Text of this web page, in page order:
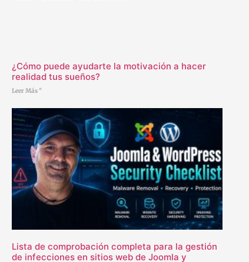
¿Cómo puede ayudarte la motivación a hacer
realidad tus sueños?
Leer Más "
Lista de comprobación completa para la gestión
de infecciones en sitios web de Joomla y